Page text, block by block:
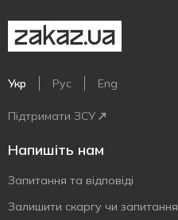
Укр Рус Eng
Підтримати ЗСУ
Напишіть нам
Запитання та відповіді
Залишити скаргу чи запитання